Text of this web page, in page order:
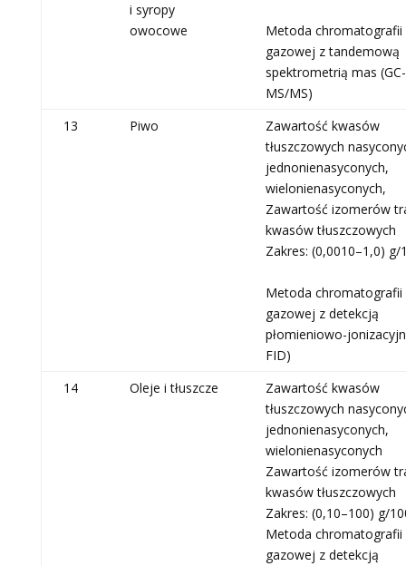
i syropy
owocowe
Metoda chromatografii
gazowej z tandemową
spektrometrią mas (GC-
MS/MS)
13
Piwo
Zawartość kwasów
tłuszczowych
jednonienasyconych,
wielonienasyconych,
Zawartość izomerów
kwasów tłuszczowych
Zakres: (0,0010–1,0) g/
Metoda chromatografii
gazowej z detekcją
płomieniowo-
FID)
14
Oleje i tłuszcze
Zawartość kwasów
tłuszczowych
jednonienasyconych,
wielonienasyconych
Zawartość izomerów
kwasów tłuszczowych
Zakres: (0,10–100) g/
Metoda chromatografii
gazowej z detekcją